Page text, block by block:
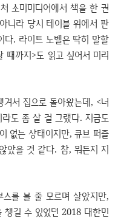
소미미디어에서 책을 한 권
니라 당시 테이블 위에서 판
다. 라이트 노벨은 딱히 말할
때까지>도 읽고 싶어서 미리
서 집으로 돌아왔는데, <너
도 좀 살 걸 그랬다. 지금도
없는 상태이지만, 큐브 퍼즐
았을 것 같다. 참, 뭐든지 지
를 볼 줄 모르며 살았지만,
챙길 수 있었던 2018 대한민